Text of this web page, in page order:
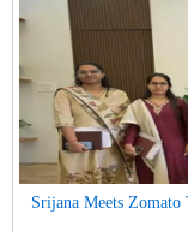
Srijana Meets Zomato